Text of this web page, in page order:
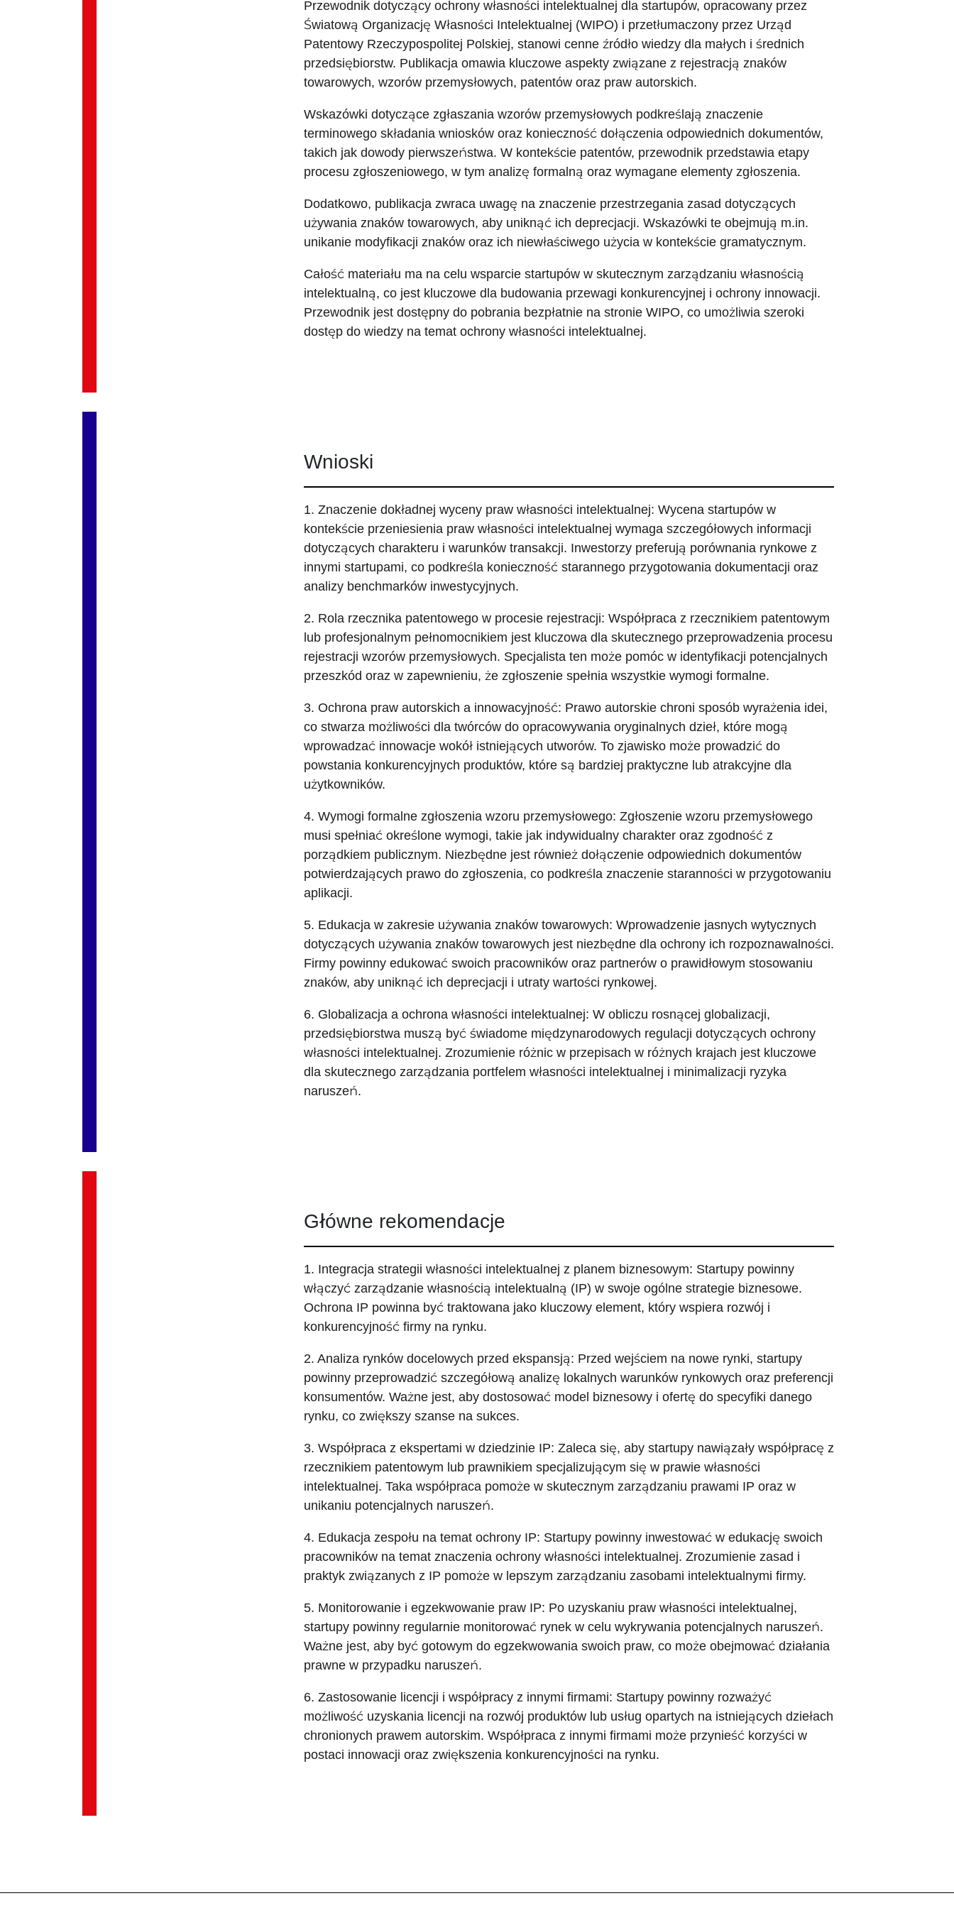
Przewodnik dotyczący ochrony własności intelektualnej dla startupów, opracowany przez
Światową Organizację Własności Intelektualnej (WIPO) i przetłumaczony przez Urząd
Patentowy Rzeczypospolitej Polskiej, stanowi cenne źródło wiedzy dla małych i średnich
przedsiębiorstw. Publikacja omawia kluczowe aspekty związane z rejestracją znaków
towarowych, wzorów przemysłowych, patentów oraz praw autorskich.
Wskazówki dotyczące zgłaszania wzorów przemysłowych podkreślają znaczenie
terminowego składania wniosków oraz konieczność dołączenia odpowiednich dokumentów,
takich jak dowody pierwszeństwa. W kontekście patentów, przewodnik przedstawia etapy
procesu zgłoszeniowego, w tym analizę formalną oraz wymagane elementy zgłoszenia.
Dodatkowo, publikacja zwraca uwagę na znaczenie przestrzegania zasad dotyczących
używania znaków towarowych, aby uniknąć ich deprecjacji. Wskazówki te obejmują m.in.
unikanie modyfikacji znaków oraz ich niewłaściwego użycia w kontekście gramatycznym.
Całość materiału ma na celu wsparcie startupów w skutecznym zarządzaniu własnością
intelektualną, co jest kluczowe dla budowania przewagi konkurencyjnej i ochrony innowacji.
Przewodnik jest dostępny do pobrania bezpłatnie na stronie WIPO, co umożliwia szeroki
dostęp do wiedzy na temat ochrony własności intelektualnej.
Wnioski
1. Znaczenie dokładnej wyceny praw własności intelektualnej: Wycena startupów w
kontekście przeniesienia praw własności intelektualnej wymaga szczegółowych informacji
dotyczących charakteru i warunków transakcji. Inwestorzy preferują porównania rynkowe z
innymi startupami, co podkreśla konieczność starannego przygotowania dokumentacji oraz
analizy benchmarków inwestycyjnych.
2. Rola rzecznika patentowego w procesie rejestracji: Współpraca z rzecznikiem patentowym
lub profesjonalnym pełnomocnikiem jest kluczowa dla skutecznego przeprowadzenia procesu
rejestracji wzorów przemysłowych. Specjalista ten może pomóc w identyfikacji potencjalnych
przeszkód oraz w zapewnieniu, że zgłoszenie spełnia wszystkie wymogi formalne.
3. Ochrona praw autorskich a innowacyjność: Prawo autorskie chroni sposób wyrażenia idei,
co stwarza możliwości dla twórców do opracowywania oryginalnych dzieł, które mogą
wprowadzać innowacje wokół istniejących utworów. To zjawisko może prowadzić do
powstania konkurencyjnych produktów, które są bardziej praktyczne lub atrakcyjne dla
użytkowników.
4. Wymogi formalne zgłoszenia wzoru przemysłowego: Zgłoszenie wzoru przemysłowego
musi spełniać określone wymogi, takie jak indywidualny charakter oraz zgodność z
porządkiem publicznym. Niezbędne jest również dołączenie odpowiednich dokumentów
potwierdzających prawo do zgłoszenia, co podkreśla znaczenie staranności w przygotowaniu
aplikacji.
5. Edukacja w zakresie używania znaków towarowych: Wprowadzenie jasnych wytycznych
dotyczących używania znaków towarowych jest niezbędne dla ochrony ich rozpoznawalności.
Firmy powinny edukować swoich pracowników oraz partnerów o prawidłowym stosowaniu
znaków, aby uniknąć ich deprecjacji i utraty wartości rynkowej.
6. Globalizacja a ochrona własności intelektualnej: W obliczu rosnącej globalizacji,
przedsiębiorstwa muszą być świadome międzynarodowych regulacji dotyczących ochrony
własności intelektualnej. Zrozumienie różnic w przepisach w różnych krajach jest kluczowe
dla skutecznego zarządzania portfelem własności intelektualnej i minimalizacji ryzyka
naruszeń.
Główne rekomendacje
1. Integracja strategii własności intelektualnej z planem biznesowym: Startupy powinny
włączyć zarządzanie własnością intelektualną (IP) w swoje ogólne strategie biznesowe.
Ochrona IP powinna być traktowana jako kluczowy element, który wspiera rozwój i
konkurencyjność firmy na rynku.
2. Analiza rynków docelowych przed ekspansją: Przed wejściem na nowe rynki, startupy
powinny przeprowadzić szczegółową analizę lokalnych warunków rynkowych oraz preferencji
konsumentów. Ważne jest, aby dostosować model biznesowy i ofertę do specyfiki danego
rynku, co zwiększy szanse na sukces.
3. Współpraca z ekspertami w dziedzinie IP: Zaleca się, aby startupy nawiązały współpracę z
rzecznikiem patentowym lub prawnikiem specjalizującym się w prawie własności
intelektualnej. Taka współpraca pomoże w skutecznym zarządzaniu prawami IP oraz w
unikaniu potencjalnych naruszeń.
4. Edukacja zespołu na temat ochrony IP: Startupy powinny inwestować w edukację swoich
pracowników na temat znaczenia ochrony własności intelektualnej. Zrozumienie zasad i
praktyk związanych z IP pomoże w lepszym zarządzaniu zasobami intelektualnymi firmy.
5. Monitorowanie i egzekwowanie praw IP: Po uzyskaniu praw własności intelektualnej,
startupy powinny regularnie monitorować rynek w celu wykrywania potencjalnych naruszeń.
Ważne jest, aby być gotowym do egzekwowania swoich praw, co może obejmować działania
prawne w przypadku naruszeń.
6. Zastosowanie licencji i współpracy z innymi firmami: Startupy powinny rozważyć
możliwość uzyskania licencji na rozwój produktów lub usług opartych na istniejących dziełach
chronionych prawem autorskim. Współpraca z innymi firmami może przynieść korzyści w
postaci innowacji oraz zwiększenia konkurencyjności na rynku.